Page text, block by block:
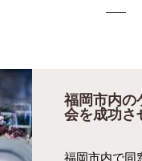
福岡市内の
会を成功さ
福岡市内で同